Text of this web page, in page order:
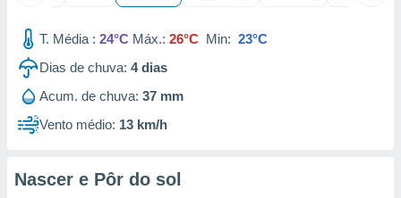
T. Média : 24°C Máx.: 26°C Min: 23°C
Dias de chuva: 4dias
Acum. de chuva: 37 mm
Vento médio: 13 km/h
Nascer e Pôr do sol